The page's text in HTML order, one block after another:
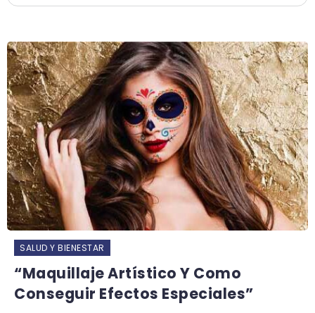
SALUD Y BIENESTAR
“Maquillaje Artístico Y Como
Conseguir Efectos Especiales”